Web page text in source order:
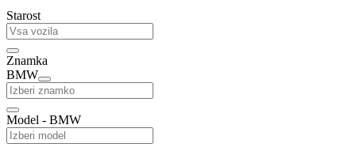
Starost
Znamka
BMW
Model - BMW